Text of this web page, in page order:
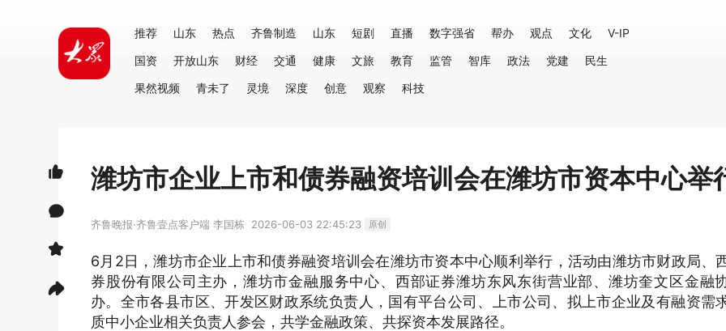
推荐 山东 热点 齐鲁制造 山东 短剧 直播 数字强省 帮办 观点 文化
V-IP
国资
开放山东 财经 交通 健康 文旅 教育 监管 智库 政法 党建
民生
果然视频
青未了 灵境 深度 创意 观察 科技
潍坊市企业上市和债券融资培训会在潍坊市资本中心举
齐鲁晚报·齐鲁壹点客户端 李国栋 2026-06-03 22:45:23 原创
6月2日，潍坊市企业上市和债券融资培训会在潍坊市资本中心顺利举行，活动由潍坊市财政局、
券股份有限公司主办，潍坊市金融服务中心、西部证券潍坊东风东街营业部、潍坊奎文区金融
办。全市各县市区、开发区财政系统负责人，国有平台公司、上市公司、拟上市企业及有融资需
质中小企业相关负责人参会，共学金融政策、共探资本发展路径。